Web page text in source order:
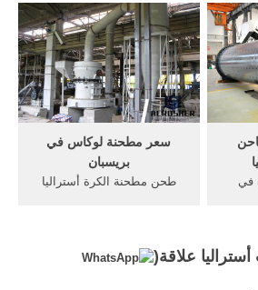
محطة كسارة في المطرقة
مطرقة 183 جميع الكسارات
في مربع وا بيرث المستخدمة
في الاتصال ... مطحنة التعدين
المحمولة .
سعر مطحنة لوكاس في
بريسبان
طحن مطحنة الكرة أستراليا
منشرة للبيع على غزاله
في
في
علاقة(